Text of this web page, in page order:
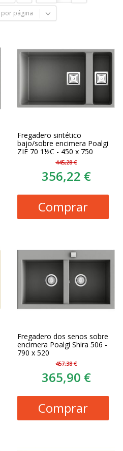
por página
Fregadero sintético
bajo/sobre encimera Poalgi
ZIE 70 1½C - 450 x 750
445,28 €
356,22 €
Comprar
Fregadero dos senos sobre
encimera Poalgi Shira 506 -
790 x 520
457,38 €
365,90 €
Comprar